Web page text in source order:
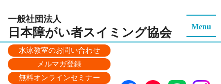
一般社団法人
日本障がい者スイミング協会
水泳教室のお問い合わせ
メルマガ登録
無料オンラインセミナー
Menu